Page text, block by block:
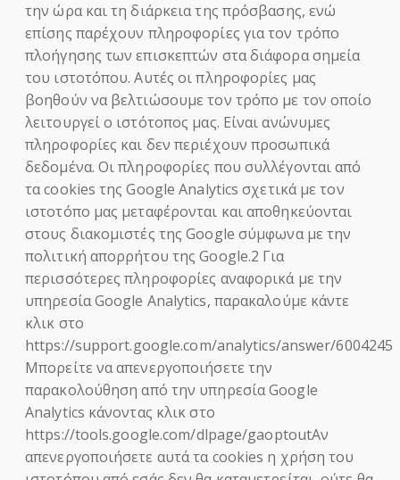
την ώρα και τη διάρκεια της πρόσβασης, ενώ
επίσης παρέχουν πληροφορίες για τον τρόπο
πλοήγησης των επισκεπτών στα διάφορα σημεία
του ιστοτόπου. Αυτές οι πληροφορίες μας
βοηθούν να βελτιώσουμε τον τρόπο με τον οποίο
λειτουργεί ο ιστότοπος μας. Είναι ανώνυμες
πληροφορίες και δεν περιέχουν προσωπικά
δεδομένα. Οι πληροφορίες που συλλέγονται από
τα cookies της Google Analytics σχετικά με τον
ιστοτόπο μας μεταφέρονται και αποθηκεύονται
στους διακομιστές της Google σύμφωνα με την
πολιτική απορρήτου της Google.2 Για
περισσότερες πληροφορίες αναφορικά με την
υπηρεσία Google Analytics, παρακαλούμε κάντε
κλικ στο
https://support.google.com/analytics/answer/6004245
Μπορείτε να απενεργοποιήσετε την
παρακολούθηση από την υπηρεσία Google
Analytics κάνοντας κλικ στο
https://tools.google.com/dlpage/gaoptoutΑν
απενεργοποιήσετε αυτά τα cookies η χρήση του